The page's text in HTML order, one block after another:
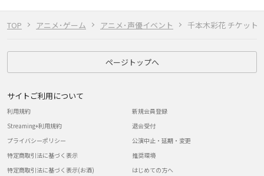
TOP アニメ･ゲーム アニメ･声優イベント 千本木彩花 チケット
ページトップへ
サイトご利用について
利用規約
Streaming+利用規約
プライバシーポリシー
特定商取引法に基づく表示
特定商取引法に基づく表示(お酒)
新規会員登録
退会受付
公演中止・延期・変更
推奨環境
はじめての方へ